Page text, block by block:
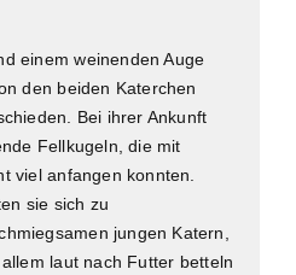
einem weinenden Auge
den beiden Katerchen
Bei ihrer Ankunft
Fellkugeln, die mit
viel anfangen konnten.
sie sich zu
jungen Katern,
laut nach Futter betteln